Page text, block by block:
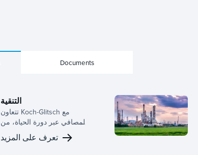
Documents
التنقية
تتعاون Koch-Glitsch مع
المصافي عبر دورة الحياة، من
التخطيط المبكر إلى تنفيذ
التغييرات، مما يساعد الفرق
تعرف على المزيد